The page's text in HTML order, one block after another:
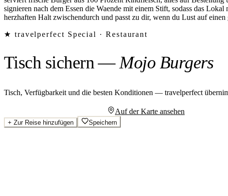
signieren nach dem Essen die Waende mit einem Stift, sodass das
herzhaften Halt zwischendurch und passt zu dir, wenn du Lust auf
★ travelperfect Special · Restaurant
Tisch sichern—Mojo Burgers
Tisch, Verfügbarkeit und die besten Konditionen — travelperfect
Auf der Karte ansehen
+ Zur Reise hinzufügen Speichern